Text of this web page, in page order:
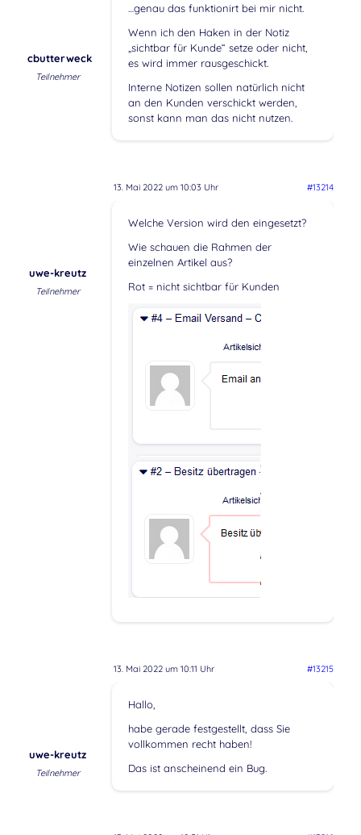
cbutterweck
Teilnehmer
…genau das funktionirt bei mir nicht.
Wenn ich den Haken in der Notiz
„sichtbar für Kunde“ setze oder nicht,
es wird immer rausgeschickt.
Interne Notizen sollen natürlich nicht
an den Kunden verschickt werden,
sonst kann man das nicht nutzen.
13. Mai 2022 um 10:03 Uhr #13214
uwe-kreutz
Teilnehmer
Welche Version wird den eingesetzt?
Wie schauen die Rahmen der
einzelnen Artikel aus?
Rot = nicht sichtbar für Kunden
13. Mai 2022 um 10:11 Uhr #13215
uwe-kreutz
Teilnehmer
Hallo,
habe gerade festgestellt, dass Sie
vollkommen recht haben!
Das ist anscheinend ein Bug.